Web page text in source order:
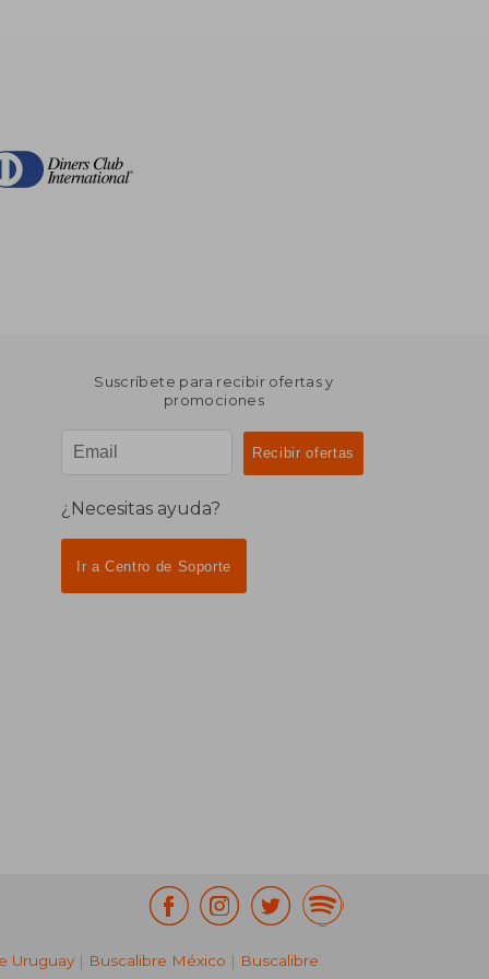
Suscríbete para recibir ofertas y
promociones
¿Necesitas ayuda?
Ir a Centro de Soporte
Uruguay | Buscalibre México | Buscalibre